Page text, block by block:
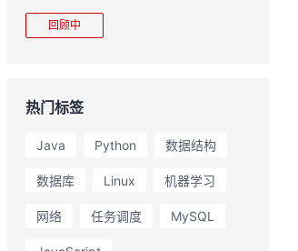
从代码提交到服务上线的“极速”之旅。
回顾中
热门标签
Java Python 数据结构
数据库 Linux 机器学习
网络 任务调度 MySQL